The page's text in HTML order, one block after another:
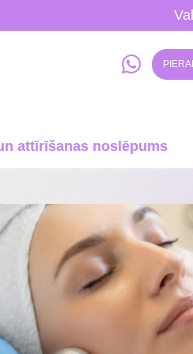
attīrīšanas noslēpums